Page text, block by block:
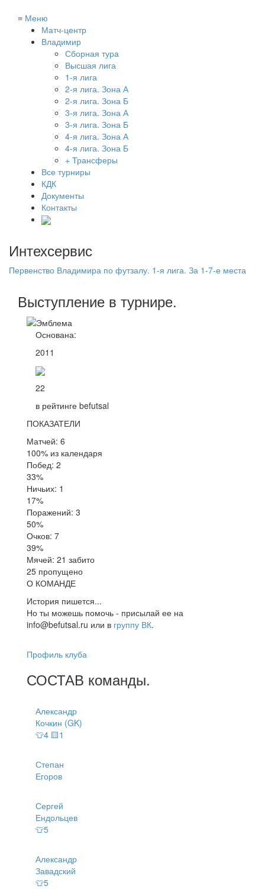
≡ Меню
Матч-центр
Владимир
Сборная тура
Высшая лига
1-я лига
2-я лига. Зона А
2-я лига. Зона Б
3-я лига. Зона А
3-я лига. Зона Б
4-я лига. Зона А
4-я лига. Зона Б
+ Трансферы
Все турниры
КДК
Документы
Контакты
Интехсервис
Первенство Владимира по футзалу. 1-я лига. За 1-7-е места
Выступление в турнире.
Основана:
2011
22
в рейтинге befutsal
ПОКАЗАТЕЛИ
Матчей: 6
100% из календаря
Побед: 2
33%
Ничьих: 1
17%
Поражений: 3
50%
Очков: 7
39%
Мячей: 21 забито
25 пропущено
О КОМАНДЕ
История пишется...
Но ты можешь помочь - присылай ее на
info@befutsal.ru или в группу ВК.
Профиль клуба
СОСТАВ команды.
Александр
Кочкин (GK)
👕4 🟨1
Степан
Егоров
Сергей
Ендольцев
👕5
Александр
Завадский
👕5